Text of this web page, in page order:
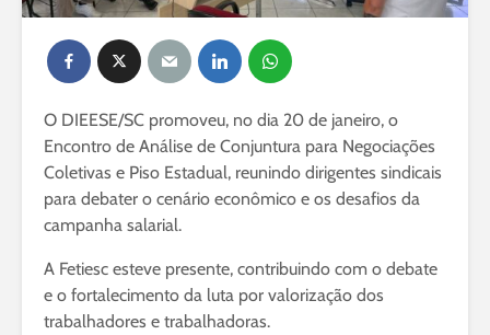
O DIEESE/SC promoveu, no dia 20 de janeiro, o
Encontro de Análise de Conjuntura para Negociações
Coletivas e Piso Estadual, reunindo dirigentes sindicais
para debater o cenário econômico e os desafios da
campanha salarial.
A Fetiesc esteve presente, contribuindo com o debate
e o fortalecimento da luta por valorização dos
trabalhadores e trabalhadoras.